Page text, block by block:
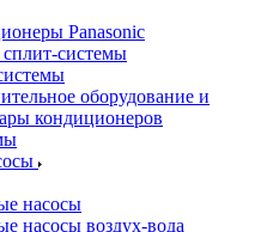
Panasonic
системы
оборудование и
кондиционеров
насосы
насосы воздух-вода